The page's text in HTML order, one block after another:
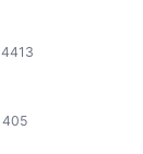
4413
405